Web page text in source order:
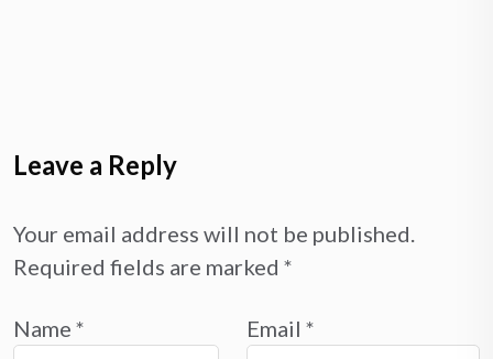
Leave a Reply
Your email address will not be published.
Required fields are marked *
Name * Email *